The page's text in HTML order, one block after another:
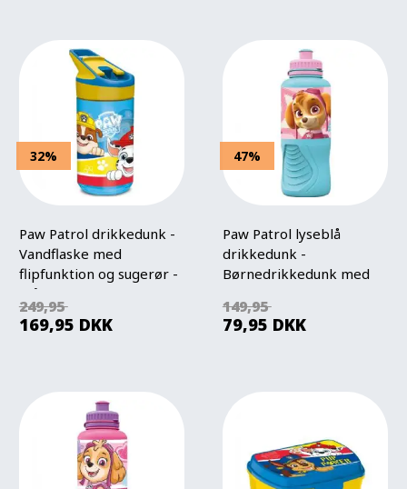
32%
Paw Patrol drikkedunk -
Vandflaske med
flipfunktion og sugerør -
Blå
249,95
169,95 DKK
47%
Paw Patrol lyseblå
drikkedunk -
Børnedrikkedunk med
149,95
79,95 DKK